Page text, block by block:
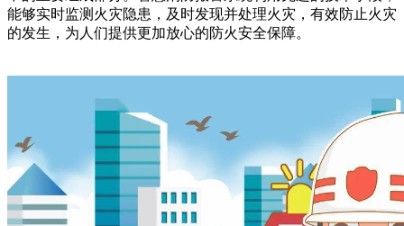
能够实时监测火灾隐患，及时发现并处理火灾，有效防止火灾
的发生，为人们提供更加放心的防火安全保障。